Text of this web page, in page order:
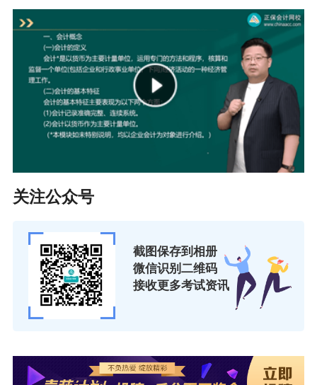
关注公众号
截图保存到相册
微信识别二维码
接收更多考试资讯